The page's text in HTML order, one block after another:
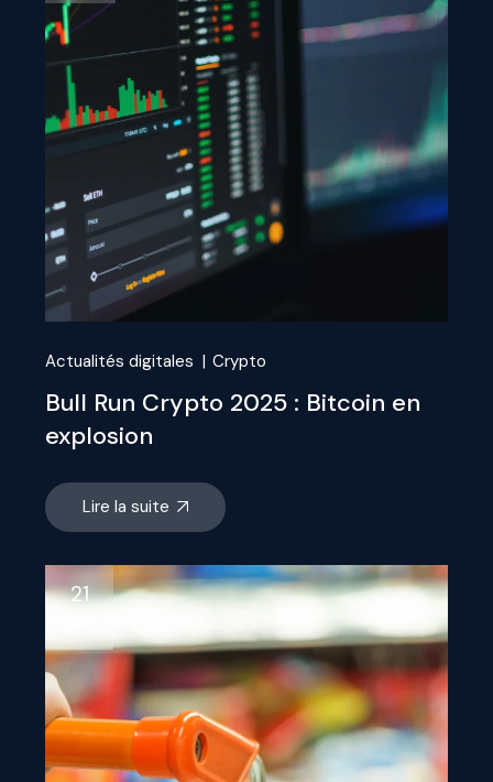
Actualités digitales Crypto
Bull Run Crypto 2025 : Bitcoin en
explosion
Lire la suite
21